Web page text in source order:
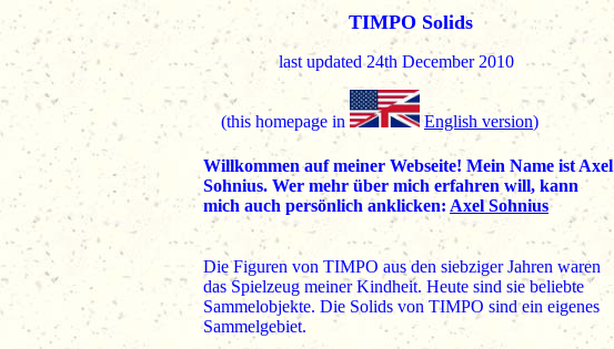
TIMPO Solids
last updated 24th December 2010
(this homepage in English version)
Willkommen auf meiner Webseite! Mein Name ist Axel
Sohnius. Wer mehr über mich erfahren will, kann
mich auch persönlich anklicken: Axel Sohnius
Die Figuren von TIMPO aus den siebziger Jahren waren
das Spielzeug meiner Kindheit. Heute sind sie beliebte
Sammelobjekte. Die Solids von TIMPO sind ein eigenes
Sammelgebiet.